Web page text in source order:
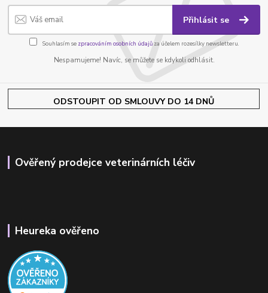
Přihlásit se
Souhlasím se zpracováním osobních údajůza účelem rozesílky newsletteru.
Nespamujeme! Navíc, se můžete se kdykoli odhlásit.
ODSTOUPIT OD SMLOUVY DO 14 DNŮ
Ověřený prodejce veterinárních léčiv
Heureka ověřeno